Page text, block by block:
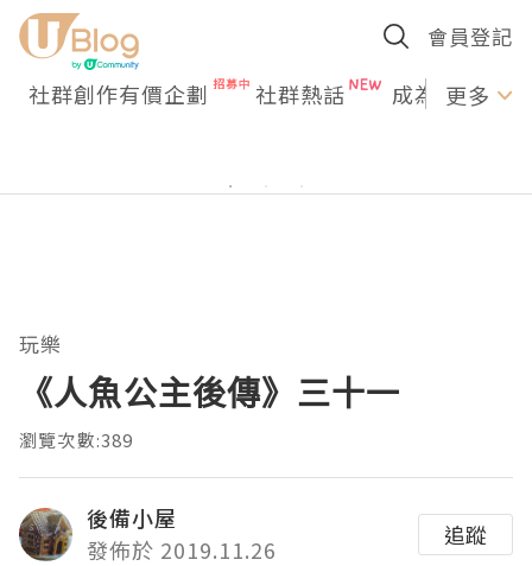
會員登記
社群創作有價企劃 社群熱話 成為U更多
玩樂
《人魚公主後傳》三十一
瀏覽次數:389
後備小屋
發佈於 2019.11.26
追蹤